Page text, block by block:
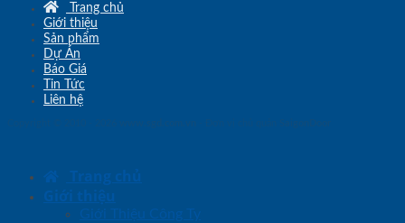
Trang chủ
Giới thiệu
Sản phẩm
Dự Án
Báo Giá
Tin Tức
Liên hệ
Trang chủ
Giới thiệu
Giới Thiệu Công Ty